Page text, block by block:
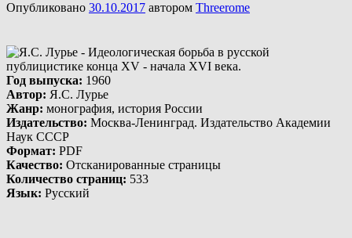
Опубликовано 30.10.2017 автором Threerome
Год выпуска: 1960
Автор: Я.С. Лурье
Жанр: монография, история России
Издательство: Москва-Ленинград. Издательство Академии
Наук СССР
Формат: PDF
Качество: Отсканированные страницы
Количество страниц: 533
Язык: Русский